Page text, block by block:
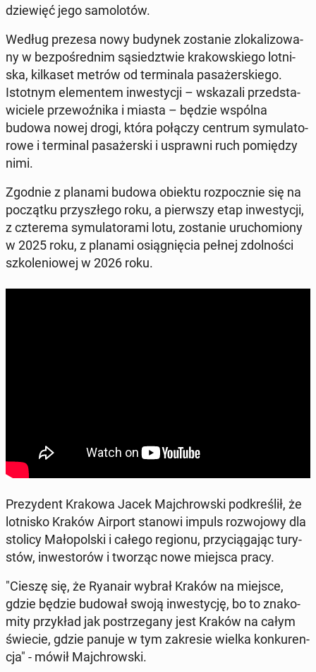
dzie­więć jego sa­mo­lo­tów.
Według prezesa nowy budynek zo­sta­nie zlo­ka­li­zo­wa­
ny w bez­po­śred­nim są­siedz­twie kra­kow­skie­go lot­ni­
ska, kil­ka­set metrów od ter­mi­na­la pa­sa­żer­skie­go.
Istot­nym ele­men­tem in­we­sty­cji – wska­za­li przed­sta­
wi­cie­le prze­woź­ni­ka i miasta – będzie wspólna
budowa nowej drogi, która połączy centrum sy­mu­la­to­
ro­we i ter­mi­nal pa­sa­żer­ski i uspraw­ni ruch po­mię­dzy
nimi.
Zgodnie z planami budowa obiektu roz­pocz­nie się na
po­cząt­ku przy­szłe­go roku, a pierw­szy etap in­we­sty­cji,
z czte­re­ma sy­mu­la­to­ra­mi lotu, zo­sta­nie uru­cho­mio­ny
w 2025 roku, z planami osią­gnię­cia pełnej zdol­no­ści
szko­le­nio­wej w 2026 roku.
Pre­zy­dent Krakowa Jacek Maj­chrow­ski pod­kre­ślił, że
lot­ni­sko Kraków Airport stanowi impuls roz­wo­jo­wy dla
stolicy Ma­ło­pol­ski i całego regionu, przy­cią­ga­jąc tu­ry­
stów, in­we­sto­rów i tworząc nowe miejsca pracy.
"Cieszę się, że Ryanair wybrał Kraków na miejsce,
gdzie będzie budował swoją in­we­sty­cję, bo to zna­ko­
mi­ty przy­kład jak po­strze­ga­ny jest Kraków na całym
świecie, gdzie panuje w tym za­kre­sie wielka kon­ku­ren­
cja" - mówił Maj­chrow­ski.